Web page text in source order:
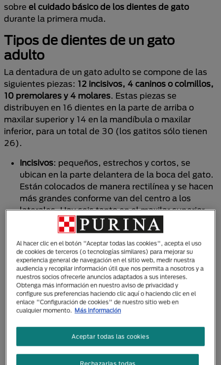
sobre el cuidado básico de los dientes de gato
durante la primera muda.
Tipos de dientes de un gato
adulto
La dentadura de un gato adulto se compone de las
siguientes piezas: 12 incisivos, 4 caninos o colmillos,
10 premolares y 4 molares. Estas piezas se
distribuyen en 16 dientes en la parte de arriba o
maxilar superior y 14 en la mandíbula o maxilar
inferior, para un total de 30 (los gatitos sólo tienen
26).
Incisivos: pequeños, estrechos y cortos, se
ubican en la parte delantera de la boca del gato.
Están colocados de manera rectilínea y se hacen
más grandes conforme van del centro a los
laterales. Hay seis tanto en el maxilar superior
como en la mandíbula. Tienen la función de
rasgar y cortar los alimentos.
Caninos o colmillos: son en total cuatro grandes
dientes curvados, dos arriba y dos abajo,
colocados a cada lado de los incisivos.Sirven
para rasgar y desgarrar, puesto que son muy
afilados.
Premolares: Son dientes situados detrás de los
caninos en la parte posterior de la boca. En el
maxilar superior hay cuatro, mientras que en la
inferior hay seis, en igual cantidad a cada lado
(de a 2 arriba y de a 3 abajo, respectivamente).
Al hacer clic en el botón "Aceptar todas las cookies", acepta el uso
de cookies de terceros (o tecnologías similares) para mejorar su
experiencia general de navegación en el sitio web, medir nuestra
audiencia y recopilar información útil que nos permita a nosotros y a
nuestros socios ofrecerle anuncios adaptados a sus intereses.
Obtenga más información en nuestro aviso de privacidad y
configure sus preferencias haciendo clic aquí o haciendo clic en el
enlace "Configuración de cookies" de nuestro sitio web en
cualquier momento.
Más información
Rechazarlas todas
Aceptar todas las cookies